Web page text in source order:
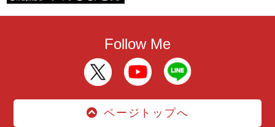
Follow Me
ページトップへ